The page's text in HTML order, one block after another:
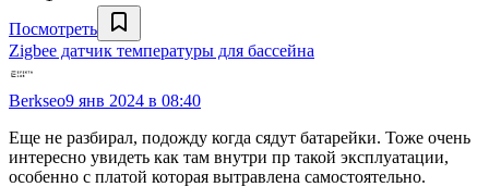
Посмотреть
Zigbee датчик температуры для бассейна
Berkseo9 янв 2024 в 08:40
Еще не разбирал, подожду когда сядут батарейки. Тоже очень
интересно увидеть как там внутри пр такой эксплуатации,
особенно с платой которая вытравлена самостоятельно.